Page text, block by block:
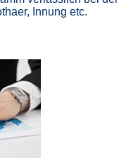
Innung etc.